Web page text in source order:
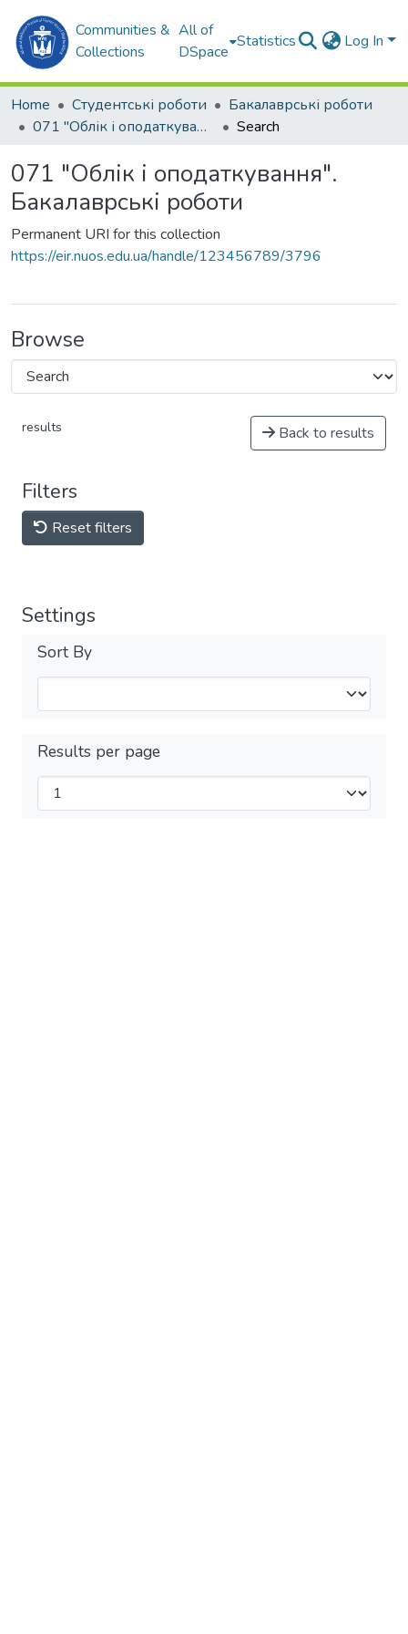
Communities &
Collections
All of
DSpace
Statistics Log In
Home Студентські роботи
Бакалаврські роботи
071 "Облік і оподаткування". Бакалаврські роботи
Search
071 "Облік і оподаткування".
Бакалаврські роботи
Permanent URI for this collection
https://eir.nuos.edu.ua/handle/123456789/3796
Browse
results Back to results
Filters
Reset filters
Settings
Sort By
Results per page